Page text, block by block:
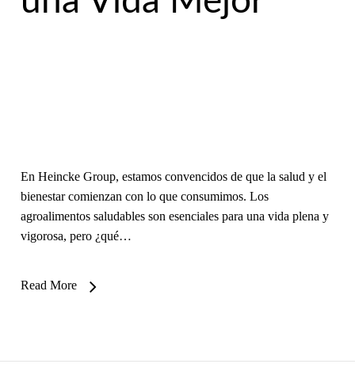
En Heincke Group, estamos convencidos de que la salud y el
bienestar comienzan con lo que consumimos. Los
agroalimentos saludables son esenciales para una vida plena y
vigorosa, pero ¿qué…
Read More